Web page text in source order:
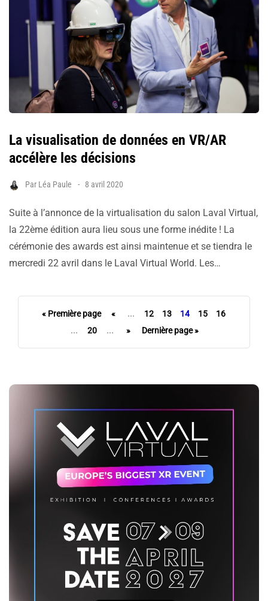
La visualisation de données en VR/AR
accélère les décisions
Par Léa Paule 8 avril 2020
Suite à l’annonce de la virtualisation du salon Laval Virtual,
la 22ème édition aura lieu sous une forme inédite ! La
cérémonie des awards est ainsi maintenue et se tiendra le
mercredi 22 avril dans le Laval Virtual World. Les…
« Première page « ... 12 13 14 15
16
...
20 ... » Dernière page »